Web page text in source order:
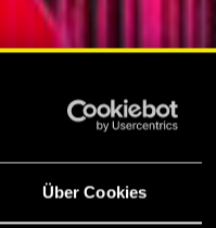
Über Cookies